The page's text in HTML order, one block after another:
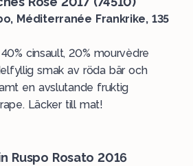
Méditerranée Frankrike, 135
cinsault, 20% mourvèdre
smak av röda bär och
en avslutande fruktig
Läcker till mat!
Ruspo Rosato 2016